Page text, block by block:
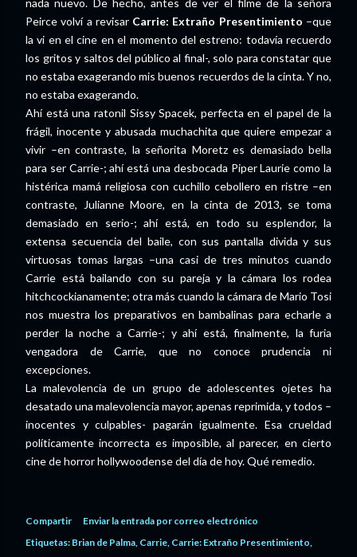
Peirce volví a revisar Carrie: Extraño Presentimiento –que
la vi en el cine en el momento del estreno: todavía recuerdo
los gritos y saltos del público al final-, solo para constatar que
no estaba exagerando mis buenos recuerdos de la cinta. Y no,
no estaba exagerando.
Ahí está una ratonil Sissy Spacek, perfecta en el papel de la
frágil, inocente y abusada muchachita que quiere empezar a
vivir –en contraste, la señorita Moretz es demasiado bella
para ser Carrie-; ahí está una desbocada Piper Laurie como la
histérica mamá religiosa con cuchillo cebollero en ristre –en
contraste, Julianne Moore, en la cinta de 2013, se toma
demasiado en serio-; ahí está, en todo su esplendor, la
extensa secuencia del baile, con sus pantalla divida y sus
virtuosas tomas largas –una casi de tres minutos cuando
Carrie está bailando con su pareja y la cámara los rodea
hitchcockianamente; otra más cuando la cámara de Mario Tosi
nos muestra los preparativos en bambalinas para echarle a
perder la noche a Carrie-; y ahí está, finalmente, la furia
vengadora de Carrie, que no conoce prudencia ni
excepciones.
La malevolencia de un grupo de adolescentes ojetes ha
desatado una malevolencia mayor, apenas reprimida, y todos –
inocentes y culpables- pagarán igualmente. Esa crueldad
políticamente incorrecta es imposible, al parecer, en cierto
cine de horror hollywoodense del día de hoy. Qué remedio.
Compartir
Enviar la entrada por correo electrónico
Etiquetas: Brian de Palma Carrie Carrie: Extraño Presentimiento